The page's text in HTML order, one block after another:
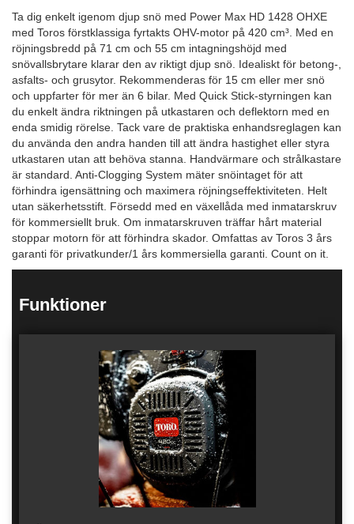
Ta dig enkelt igenom djup snö med Power Max HD 1428 OHXE
med Toros förstklassiga fyrtakts OHV-motor på 420 cm³. Med en
röjningsbredd på 71 cm och 55 cm intagningshöjd med
snövallsbrytare klarar den av riktigt djup snö. Idealiskt för betong-,
asfalts- och grusytor. Rekommenderas för 15 cm eller mer snö
och uppfarter för mer än 6 bilar. Med Quick Stick-styrningen kan
du enkelt ändra riktningen på utkastaren och deflektorn med en
enda smidig rörelse. Tack vare de praktiska enhandsreglagen kan
du använda den andra handen till att ändra hastighet eller styra
utkastaren utan att behöva stanna. Handvärmare och strålkastare
är standard. Anti-Clogging System mäter snöintaget för att
förhindra igensättning och maximera röjningseffektiviteten. Helt
utan säkerhetsstift. Försedd med en växellåda med inmatarskruv
för kommersiellt bruk. Om inmatarskruven träffar hårt material
stoppar motorn för att förhindra skador. Omfattas av Toros 3 års
garanti för privatkunder/1 års kommersiella garanti. Count on it.
Funktioner